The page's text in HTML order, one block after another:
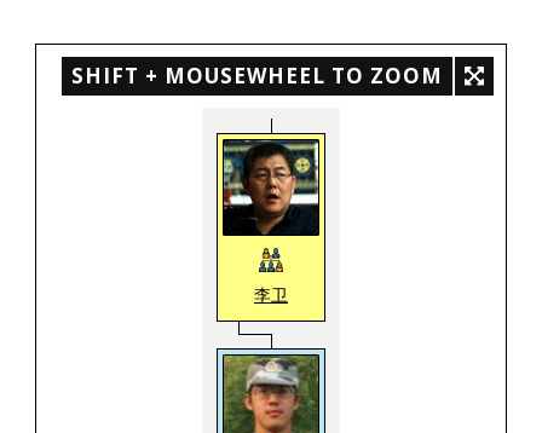
SHIFT + MOUSEWHEEL TO ZOOM
李卫